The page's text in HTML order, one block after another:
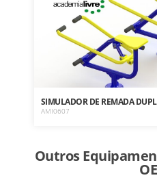
SIMULADOR DE REMADA
AMI0607
Outros